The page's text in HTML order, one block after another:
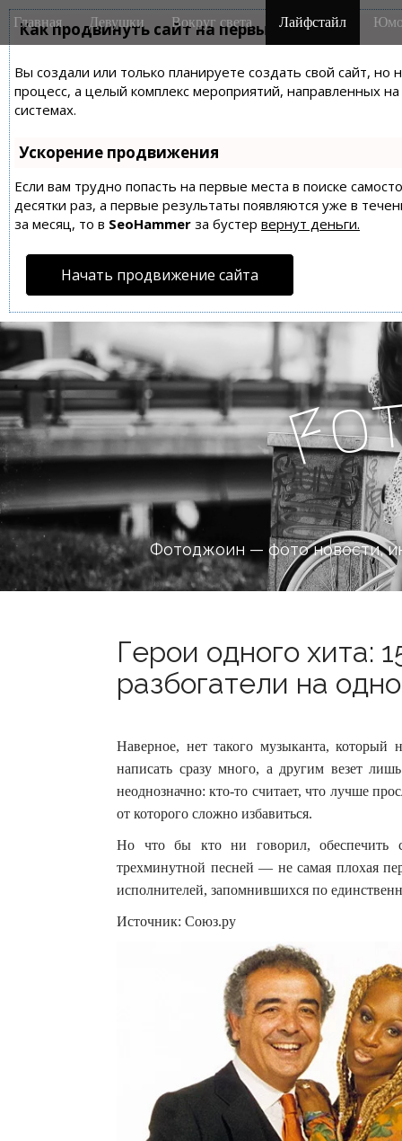
Как продвинуть сайт на первые места?
Вы создали или только планируете создать свой сайт,
процесс, а целый комплекс мероприятий, направленных
системах.
Ускорение продвижения
Если вам трудно попасть на первые места в поиске
десятки раз, а первые результаты появляются уже в
за месяц, то в SeoHammer за бустер вернут деньги.
Начать продвижение сайта
M
a
n
m
e
n
u
i
Главная Девушки Вокруг света Лайфстайл
Fo
Фотоджоин — фото новости,
Герои одного хита:
разбогатели на
Наверное, нет такого музыканта, который
написать сразу много, а другим везет
неоднозначно: кто-то считает, что лучше
от которого сложно избавиться.
Но что бы кто ни говорил, обеспечить
трехминутной песней — не самая плохая
исполнителей, запомнившихся по
Источник: Союз.ру